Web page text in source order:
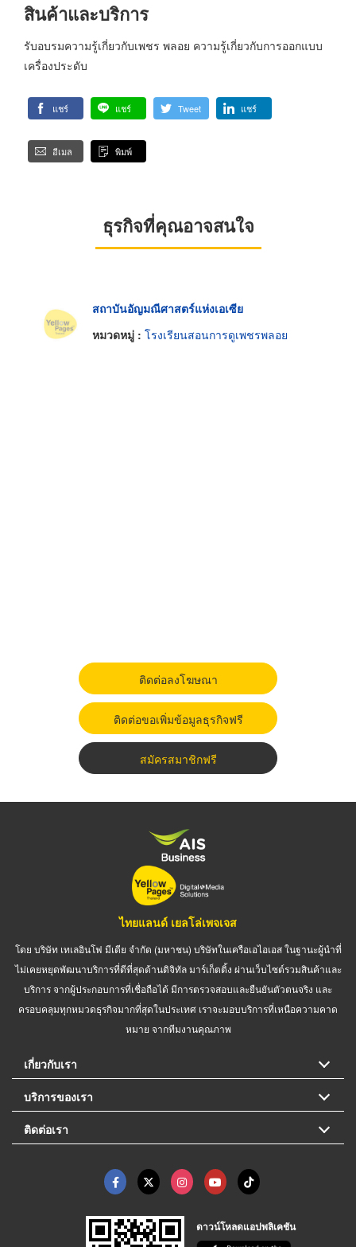
สินค้าและบริการ
รับอบรมความรู้เกี่ยวกับเพชร พลอย ความรู้เกี่ยวกับการออกแบบ
เครื่องประดับ
แชร์ แชร์ Tweet แชร์
อีเมล พิมพ์
ธุรกิจที่คุณอาจสนใจ
สถาบันอัญมณีศาสตร์แห่งเอเซีย
หมวดหมู่ : โรงเรียนสอนการดูเพชรพลอย
ติดต่อลงโฆษณา
ติดต่อขอเพิ่มข้อมูลธุรกิจฟรี
สมัครสมาชิกฟรี
ไทยแลนด์ เยลโล่เพจเจส
โดย บริษัท เทเลอินโฟ มีเดีย จำกัด (มหาชน) บริษัทในเครือเอไอเอส ในฐานะผู้นำที่
ไม่เคยหยุดพัฒนาบริการที่ดีที่สุดด้านดิจิทัล มาร์เก็ตติ้ง ผ่านเว็บไซต์รวมสินค้าและ
บริการ จากผู้ประกอบการที่เชื่อถือได้ มีการตรวจสอบและยืนยันตัวตนจริง และ
ครอบคลุมทุกหมวดธุรกิจมากที่สุดในประเทศ เราจะมอบบริการที่เหนือความคาด
หมาย จากทีมงานคุณภาพ
เกี่ยวกับเรา
บริการของเรา
ติดต่อเรา
ดาวน์โหลดแอปพลิเคชัน